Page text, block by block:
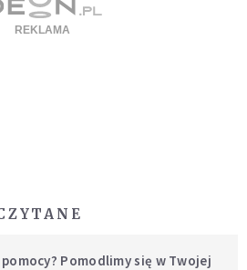
Pomodlimy się w Twojej